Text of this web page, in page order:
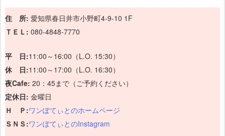
住 所: 愛知県春日井市小野町4-9-10 1F
ＴＥＬ: 080-4848-7770
平 日:11:00～16:00（L.O. 15:30）
休 日:11:00～17:00（L.O. 16:30）
夜Cafe: 20：45まで（ご予約ください）
定休日: 金曜日
Ｈ Ｐ:ワンぽてぃとのホームページ
ＳＮＳ:ワンぽてぃとのInstagram